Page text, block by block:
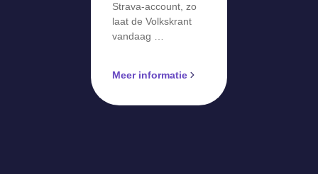
Strava-account, zo
laat de Volkskrant
vandaag …
Meer informatie